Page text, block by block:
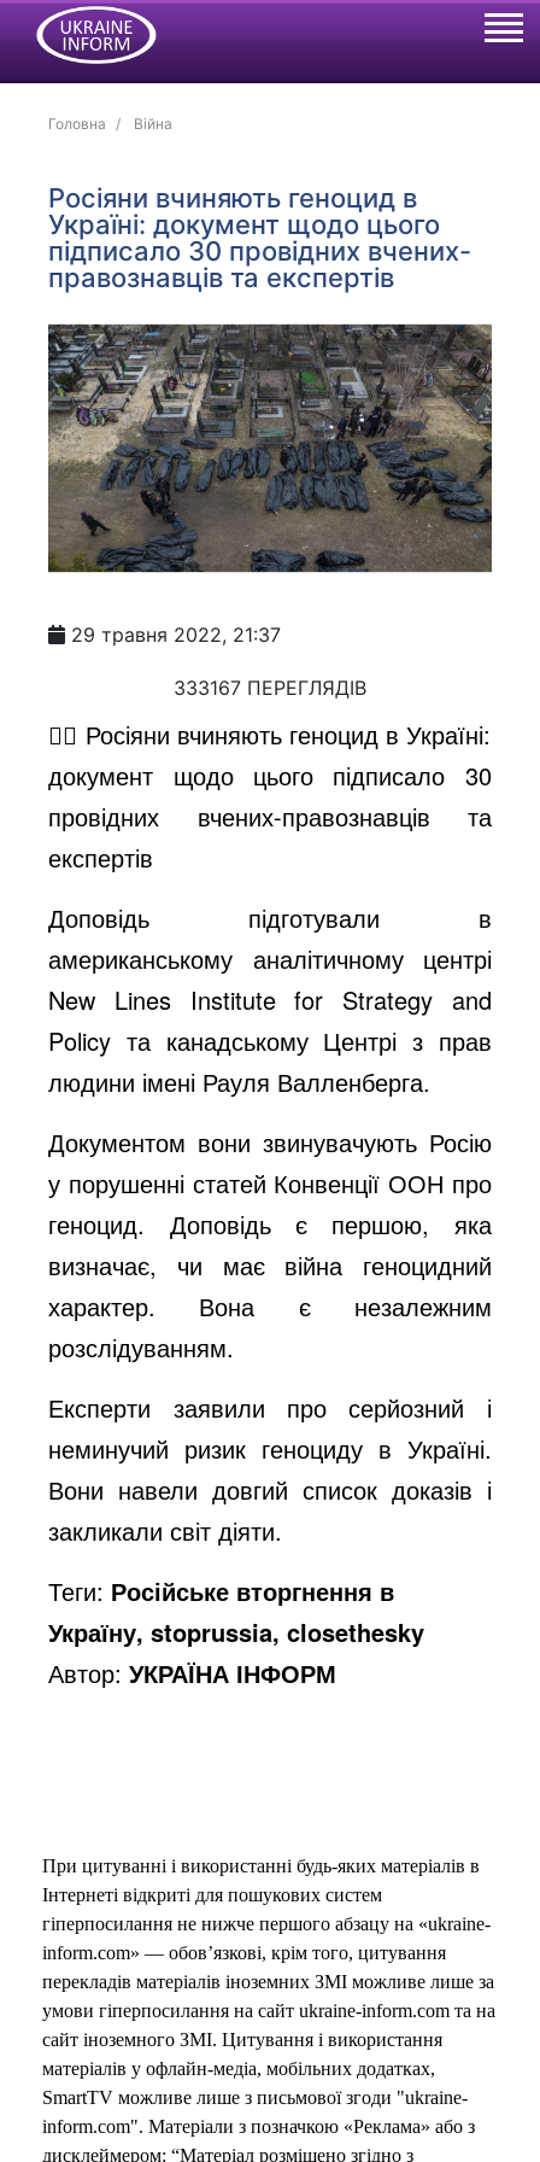
Головна Війна
Росіяни вчиняють геноцид в
Україні: документ щодо цього
підписало 30 провідних вчених-
правознавців та експертів
29 травня 2022, 21:37
333167 ПЕРЕГЛЯДІВ
☝🏼 Росіяни вчиняють геноцид в Україні:
документ щодо цього підписало 30
провідних вчених-правознавців та
експертів
Доповідь підготували в
американському аналітичному центрі
New Lines Institute for Strategy and
Policy та канадському Центрі з прав
людини імені Рауля Валленберга.
Документом вони звинувачують Росію
у порушенні статей Конвенції ООН про
геноцид. Доповідь є першою, яка
визначає, чи має війна геноцидний
характер. Вона є незалежним
розслідуванням.
Експерти заявили про серйозний і
неминучий ризик геноциду в Україні.
Вони навели довгий список доказів і
закликали світ діяти.
Теги: Російське вторгнення в
Україну, stoprussia, closethesky
Автор:УКРАЇНА ІНФОРМ
При цитуванні і використанні будь-яких матеріалів в
Інтернеті відкриті для пошукових систем
гіперпосилання не нижче першого абзацу на «ukraine-
inform.com» — обов’язкові, крім того, цитування
перекладів матеріалів іноземних ЗМІ можливе лише за
умови гіперпосилання на сайт ukraine-inform.com та на
сайт іноземного ЗМІ. Цитування і використання
матеріалів у офлайн-медіа, мобільних додатках,
SmartTV можливе лише з письмової згоди "ukraine-
inform.com". Матеріали з позначкою «Реклама» або з
дисклеймером: “Матеріал розміщено згідно з